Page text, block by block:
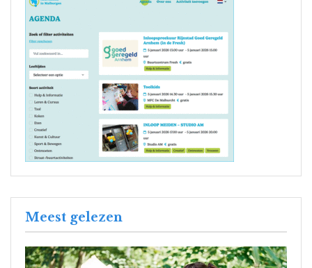
Meest gelezen